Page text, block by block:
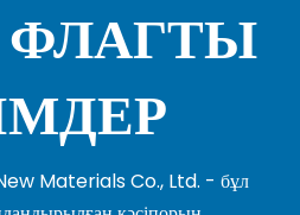
ФЛАГТЫ
Materials Co., Ltd. - бұл